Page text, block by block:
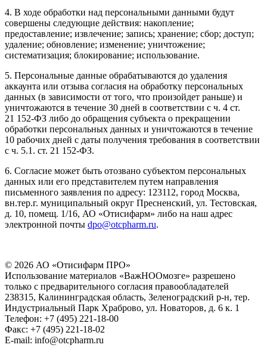
4. В ходе обработки над персональными данными будут
совершены следующие действия: накопление;
предоставление; извлечение; запись; хранение; сбор; доступ;
удаление; обновление; изменение; уничтожение;
систематизация; блокирование; использование.
5. Персональные данные обрабатываются до удаления
аккаунта или отзыва согласия на обработку персональных
данных (в зависимости от того, что произойдет раньше) и
уничтожаются в течение 30 дней в соответствии с ч. 4 ст.
21 152-ФЗ либо до обращения субъекта о прекращении
обработки персональных данных и уничтожаются в течение
10 рабочих дней с даты получения требования в соответствии
с ч. 5.1. ст. 21 152-ФЗ.
6. Согласие может быть отозвано субъектом персональных
данных или его представителем путем направления
письменного заявления по адресу: 123112, город Москва,
вн.тер.г. муниципальный округ Пресненский, ул. Тестовская,
д. 10, помещ. 1/16, АО «Отисифарм» либо на наш адрес
электронной почты dpo@otcpharm.ru.
© 2026 АО «Отисифарм ПРО»
Использование материалов «ВажНООмозге» разрешено
только с предварительного согласия правообладателей
238315, Калининградская область, Зеленоградский р-н, тер.
Индустриальный Парк Храброво, ул. Новаторов, д. 6 к. 1
Телефон: +7 (495) 221-18-00
Факс: +7 (495) 221-18-02
E-mail: info@otcpharm.ru